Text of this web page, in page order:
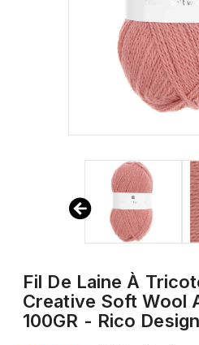
Fil De Laine À
Creative Soft Wool
100GR - Rico Design